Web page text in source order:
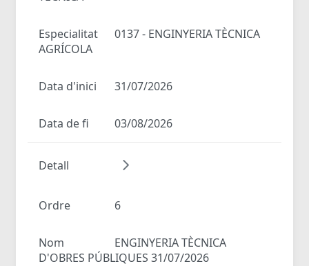
Especialitat
0137 - ENGINYERIA TÈCNICA
AGRÍCOLA
Data d'inici 31/07/2026
Data de fi 03/08/2026
Detall
Ordre 6
Nom
ENGINYERIA TÈCNICA
D'OBRES PÚBLIQUES 31/07/2026